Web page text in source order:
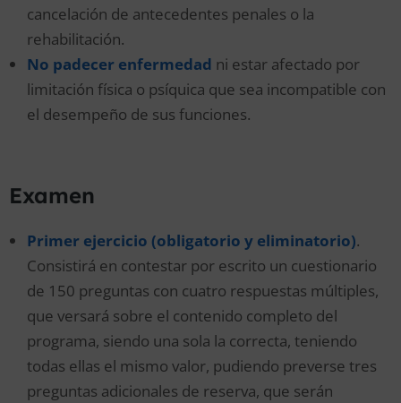
cancelación de antecedentes penales o la
rehabilitación.
No padecer enfermedad ni estar afectado por
limitación física o psíquica que sea incompatible con
el desempeño de sus funciones.
Examen
Primer ejercicio (obligatorio y eliminatorio).
Consistirá en contestar por escrito un cuestionario
de 150 preguntas con cuatro respuestas múltiples,
que versará sobre el contenido completo del
programa, siendo una sola la correcta, teniendo
todas ellas el mismo valor, pudiendo preverse tres
preguntas adicionales de reserva, que serán